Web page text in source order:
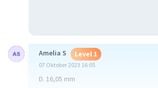
Amelia S Level 1
07 Oktober 2023 16:05
D. 16,05 mm